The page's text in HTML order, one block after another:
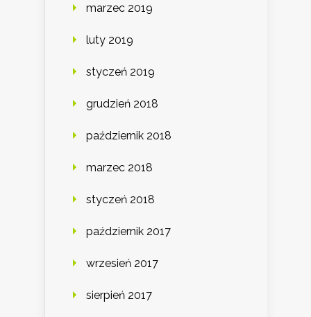
marzec 2019
luty 2019
styczeń 2019
grudzień 2018
październik 2018
marzec 2018
styczeń 2018
październik 2017
wrzesień 2017
sierpień 2017